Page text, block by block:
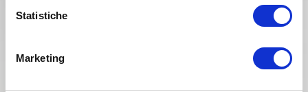
Statistiche
Marketing
2026 KTM EXC-F 250 /
350 / 400 / 450 / 500 /